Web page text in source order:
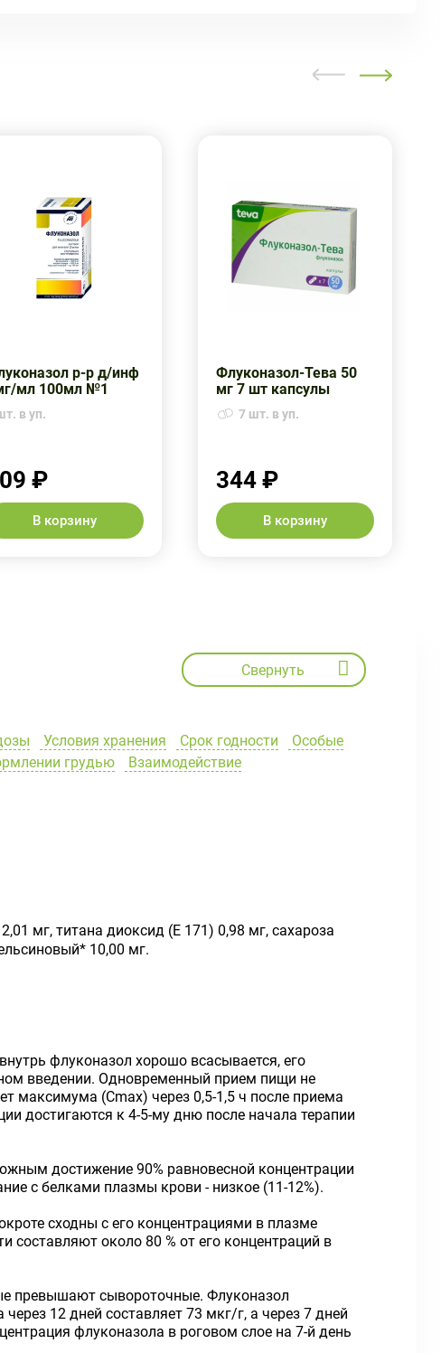
р-р д/инф
мл 100мл №1
в уп.
₽
В корзину
Флуконазол-Тева 50
мг 7 шт капсулы
7 шт. в уп.
344 ₽
В корзину
Свернуть
Условия хранения Срок годности
Особые
грудью
Взаимодействие
мг, титана диоксид (Е 171) 0,98 мг, сахароза
10,00 мг.
флуконазол хорошо всасывается, его
введении. Одновременный прием пищи не
максимума (Сmах) через 0,5-1,5 ч после приема
достигаются к 4-5-му дню после начала терапии
достижение 90% равновесной концентрации
с белками плазмы крови - низкое (11-12%).
сходны с его концентрациями в плазме
около 80 % от его концентраций в
превышают сывороточные. Флуконазол
12 дней составляет 73 мкг/г, а через 7 дней
флуконазола в роговом слое на 7-й день